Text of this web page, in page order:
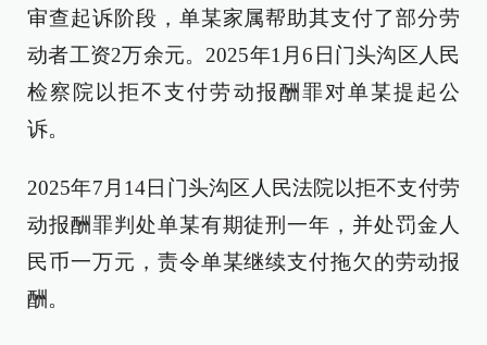
审查起诉阶段，单某家属帮助其支付了部分劳
动者工资2万余元。2025年1月6日门头沟区人民
检察院以拒不支付劳动报酬罪对单某提起公
诉。
2025年7月14日门头沟区人民法院以拒不支付劳
动报酬罪判处单某有期徒刑一年，并处罚金人
民币一万元，责令单某继续支付拖欠的劳动报
酬。